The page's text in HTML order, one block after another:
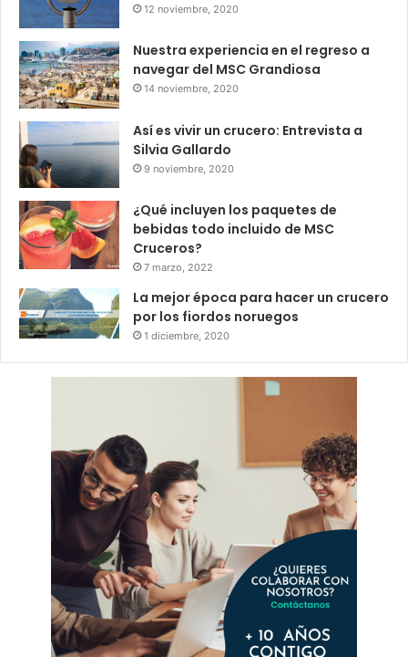
12 noviembre, 2020
Nuestra experiencia en el regreso a
navegar del MSC Grandiosa
14 noviembre, 2020
Así es vivir un crucero: Entrevista a
Silvia Gallardo
9 noviembre, 2020
¿Qué incluyen los paquetes de
bebidas todo incluido de MSC
Cruceros?
7 marzo, 2022
La mejor época para hacer un crucero
por los fiordos noruegos
1 diciembre, 2020